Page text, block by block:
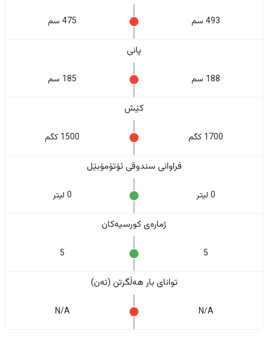
493 سم 475 سم
پانی
188 سم 185 سم
کێش
1700 کگم 1500 کگم
فراوانی سندوقی ئۆتۆمۆبێل
0 لیتر 0 لیتر
ژمارەی کورسیەکان
5
5
تواناى بار هەڵگرتن (تەن)
N/A
N/A